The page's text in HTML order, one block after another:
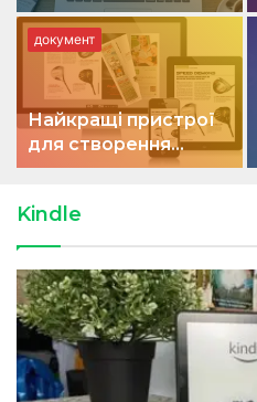
вашому Mac
документ
Найкращі пристрої
для створення
фліпбуків для
особистого
використання
Kindle